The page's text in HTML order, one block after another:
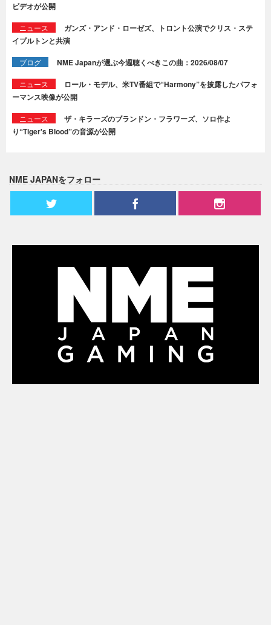
ビデオが公開
ニュース
ガンズ・アンド・ローゼズ、トロント公演でクリス・ステ
イプルトンと共演
ブログ NME Japanが選ぶ今週聴くべきこの曲：2026/08/07
ニュース
ロール・モデル、米TV番組で“Harmony”を披露したパフォ
ーマンス映像が公開
ニュース
ザ・キラーズのブランドン・フラワーズ、ソロ作よ
り“Tiger's Blood”の音源が公開
NME JAPANをフォロー